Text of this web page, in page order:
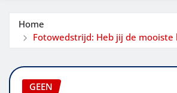
Home
Fotowedstrijd: Heb jij de mooiste
GEEN